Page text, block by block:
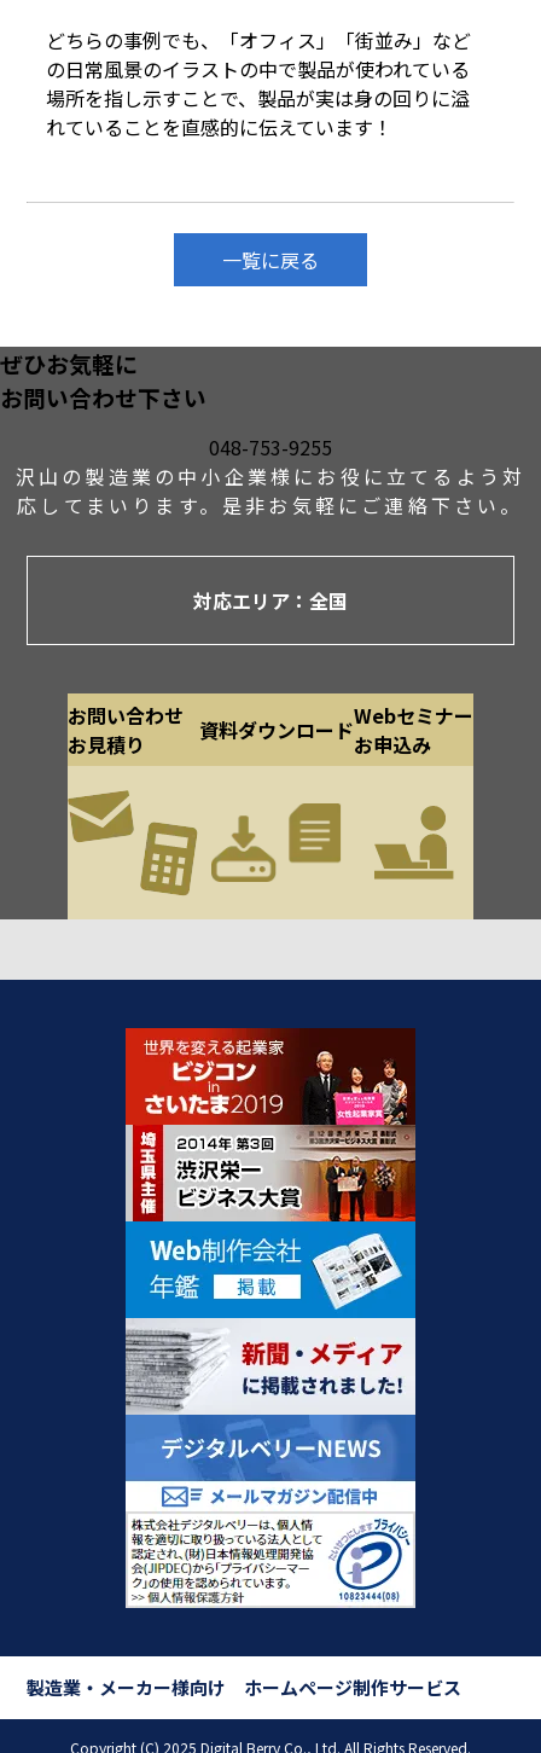
どちらの事例でも、「オフィス」「街並み」など
の日常風景のイラストの中で製品が使われている
場所を指し示すことで、製品が実は身の回りに溢
れていることを直感的に伝えています！
一覧に戻る
ぜひお気軽に
お問い合わせ下さい
048-753-9255
沢山の製造業の中小企業様にお役に立てるよう対
応して まいります。是非お気軽にご連絡下さい。
対応エリア：全国
お問い合わせ
お見積り
資料ダウンロードWebセミナー
お申込み
製造業・メーカー様向け ホームページ制作サービス
Copyright (C) 2025 Digital Berry Co., Ltd. All Rights Reserved.